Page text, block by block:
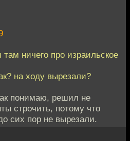
ничего про израильское
на ходу вырезали?
понимаю, решил не
строчить, потому что
сих пор не вырезали.